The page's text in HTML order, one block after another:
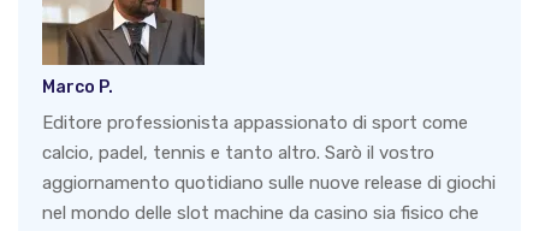
Marco P.
Editore professionista appassionato di sport come
calcio, padel, tennis e tanto altro. Sarò il vostro
aggiornamento quotidiano sulle nuove release di giochi
nel mondo delle slot machine da casino sia fisico che